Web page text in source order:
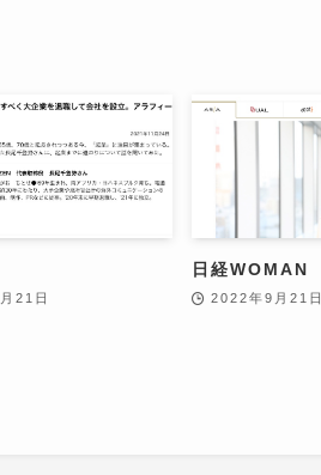
21日
日経WOMAN
2022年9月21日